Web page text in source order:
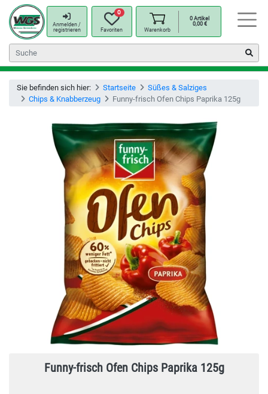
Anmelden /
registrieren
0
Favoriten Warenkorb
0Artikel
0,00 €
Sie befinden sich hier: Startseite
Süßes & Salziges
Chips & Knabberzeug
Funny-frisch Ofen Chips Paprika 125g
Funny-frisch Ofen Chips Paprika 125g